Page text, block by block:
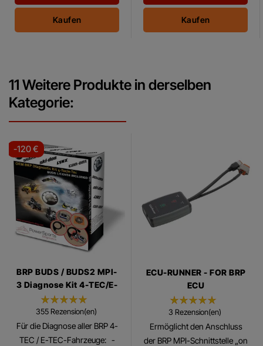
Kaufen
kontinuierlich mit...
Kaufen
11 Weitere Produkte in derselben
Kategorie:
-120 €
BRP BUDS / BUDS2 MPI-
3 Diagnose Kit 4-TEC/E-
TEC/ACE
355 Rezension(en)
Für die Diagnose aller BRP 4-
TEC / E-TEC-Fahrzeuge: -
ECU-RUNNER - FOR BRP
ECU
3 Rezension(en)
Ermöglicht den Anschluss
der BRP MPI-Schnittstelle „on